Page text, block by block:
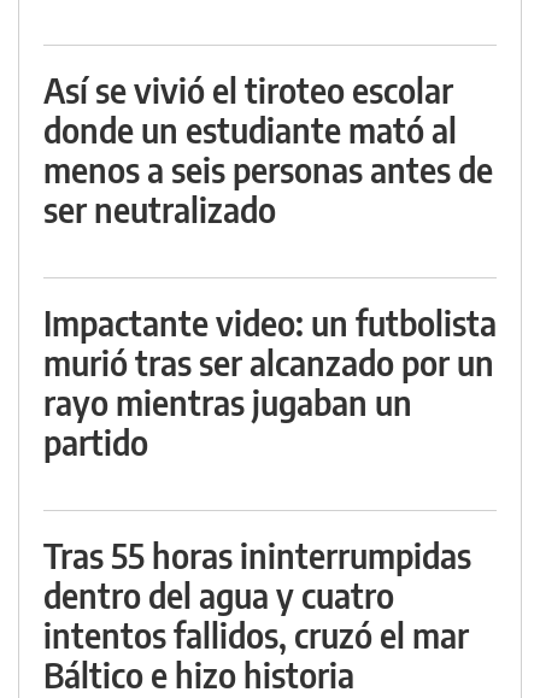
Así se vivió el tiroteo escolar
donde un estudiante mató al
menos a seis personas antes de
ser neutralizado
Impactante video: un futbolista
murió tras ser alcanzado por un
rayo mientras jugaban un
partido
Tras 55 horas ininterrumpidas
dentro del agua y cuatro
intentos fallidos, cruzó el mar
Báltico e hizo historia